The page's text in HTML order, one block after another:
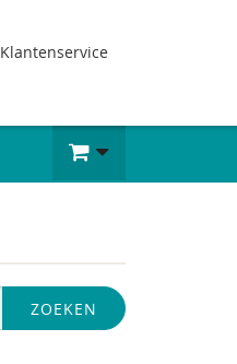
Klantenservice
ZOEKEN